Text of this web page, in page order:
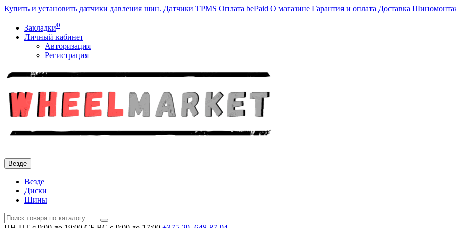
Купить и установить датчики давления шин. Датчики TPMS Оплата bePaid О магазине Гарантия и оплата Доставка
Закладки0
Личный кабинет
Авторизация
Регистрация
Везде
Везде
Диски
Шины